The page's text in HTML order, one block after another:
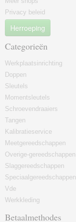
Privacy beleid
Herroeping
Categorieën
Werkplaatsinrichting
Doppen
Sleutels
Momentsleutels
Schroevendraaiers
Tangen
Kalibratieservice
Meetgereedschappen
Overige-gereedschappen
Slaggereedschappen
Speciaalgereedschappen
Vde
Werkkleding
Betaalmethodes